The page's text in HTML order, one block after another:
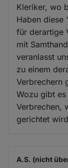
Kleriker, wo
Haben diese
für derartige
mit
veranlasst
zu einem
Verbrechern
Wozu gibt
Verbrechen,
gerichtet
A.S. (nicht